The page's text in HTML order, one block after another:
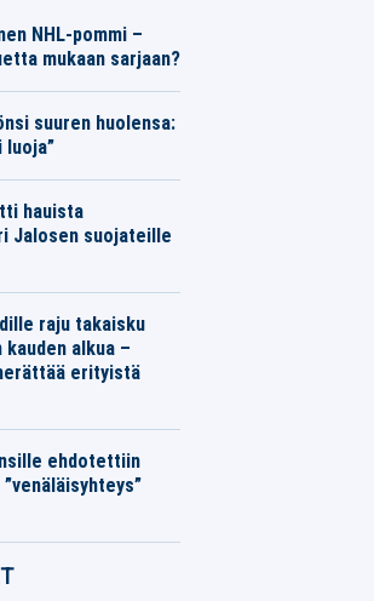
NHL-pommi –
mukaan sarjaan?
suuren huolensa:
hauista
Jalosen suojateille
raju takaisku
alkua –
erityistä
ehdotettiin